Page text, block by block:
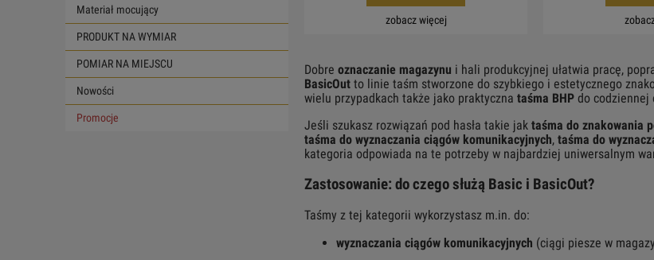
Materiał mocujący
PRODUKT NA WYMIAR
POMIAR NA MIEJSCU
Nowości
Promocje
zobacz więcej
Dobre oznaczanie magazynu i hali produkcyjnej ułatwia pracę,
BasicOut to linie taśm stworzone do szybkiego i estetycznego
wielu przypadkach także jako praktyczna taśma BHP do codziennej
Jeśli szukasz rozwiązań pod hasła takie jak taśma do znakowania
taśma do wyznaczania ciągów komunikacyjnych, taśma do
kategoria odpowiada na te potrzeby w najbardziej uniwersalnym
Zastosowanie: do czego służą Basic i BasicOut?
Taśmy z tej kategorii wykorzystasz m.in. do:
wyznaczania ciągów komunikacyjnych (ciągi piesze w